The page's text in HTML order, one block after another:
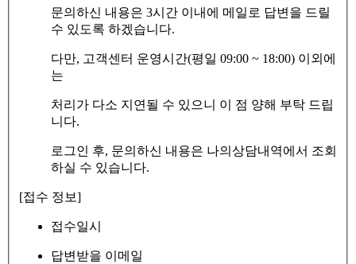
문의하신 내용은 3시간 이내에 메일로 답변을 드릴
수 있도록 하겠습니다.
다만, 고객센터 운영시간(평일 09:00 ~ 18:00) 이외에
는
처리가 다소 지연될 수 있으니 이 점 양해 부탁 드립
니다.
로그인 후, 문의하신 내용은 나의상담내역에서 조회
하실 수 있습니다.
[접수 정보]
접수일시
답변받을 이메일